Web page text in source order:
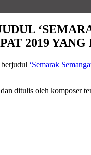
2019 YANG
‘Semarak
ditulis oleh komposer